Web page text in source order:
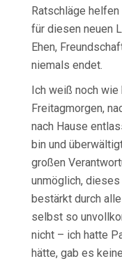
Ratschläge
für diesen neuen
Ehen,
niemals endet.
Ich weiß noch wie
Freitagmorgen,
nach Hause
bin und
großen
unmöglich,
bestärkt durch
selbst so
nicht – ich hatte
hätte, gab es